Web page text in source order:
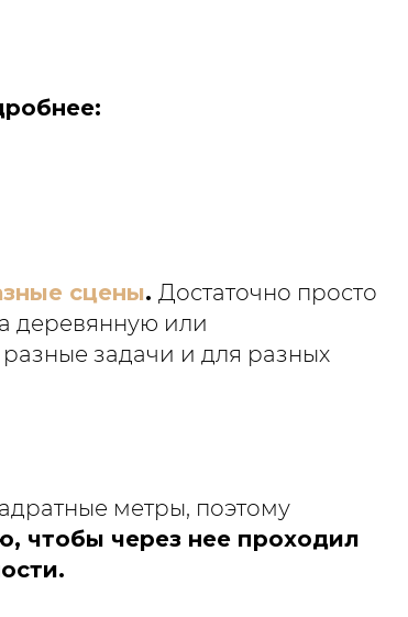
сцены. Достаточно просто
деревянную или
задачи и для разных
метры, поэтому
чтобы через нее проходил